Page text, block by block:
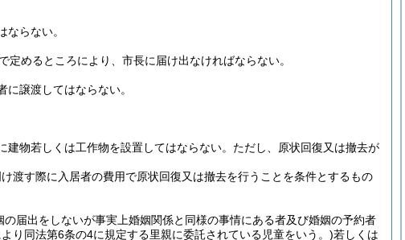
らない。
めるところにより、市長に届け出なければならない。
譲渡してはならない。
物若しくは工作物を設置してはならない。 ただし、原状回復又は撤去が
渡す際に入居者の費用で原状回復又は撤去を行うことを条件とするもの
の届出をしないが事実上婚姻関係と同様の事情にある者及び婚姻の予約者
り同法第6条の4に規定する里親に委託されている児童をいう。)若しくは